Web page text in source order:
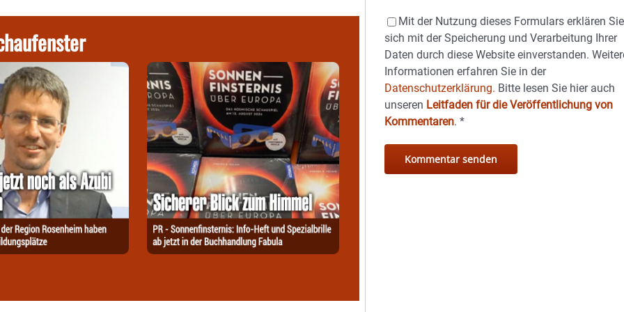
Mit der Nutzung dieses Formulars erklären Sie
sich mit der Speicherung und Verarbeitung Ihrer
Daten durch diese Website einverstanden.
Informationen erfahren Sie in der
Datenschutzerklärung. Bitte lesen Sie hier auch
unseren Leitfaden für die Veröffentlichung von
Kommentaren.*